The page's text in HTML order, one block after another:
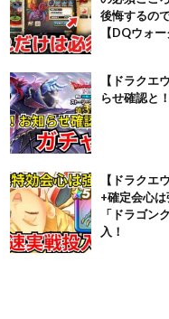
後悔するの
【DQウォー
【ドラクエ
らせ確認と
【ドラクエ
+確定会心
「ドラゴン
入！